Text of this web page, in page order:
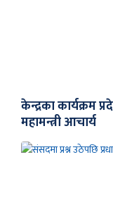
केन्द्रका कार्यक्रम
महामन्त्री आचार्य